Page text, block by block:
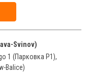
Svinov
1 (Парковка P1),
Balice